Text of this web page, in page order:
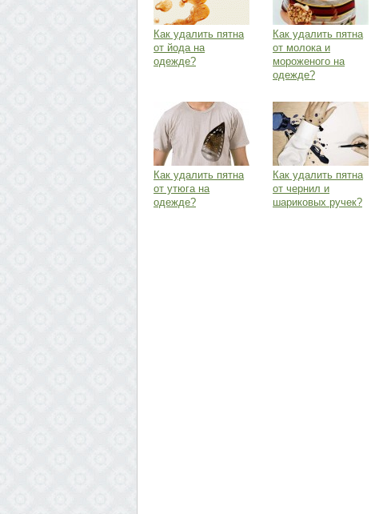
Как удалить пятна
от йода на
одежде?
Как удалить пятна
от молока и
мороженого на
одежде?
Как удалить пятна
от утюга на
одежде?
Как удалить пятна
от чернил и
шариковых ручек?